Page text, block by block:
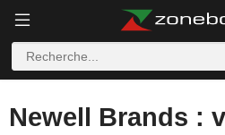
Newell Brands :